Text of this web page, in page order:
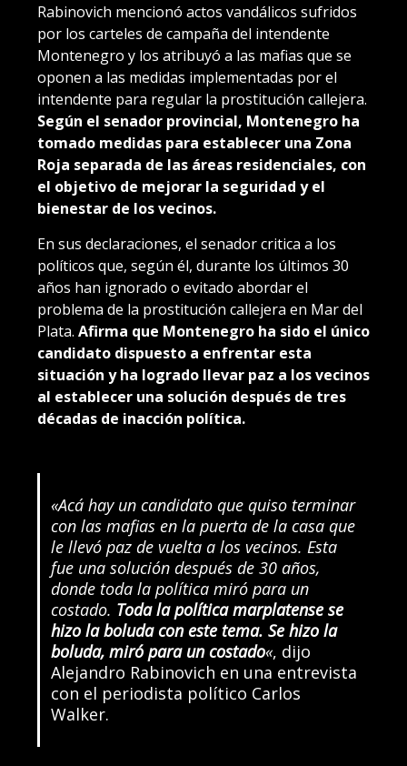
Rabinovich mencionó actos vandálicos sufridos
por los carteles de campaña del intendente
Montenegro y los atribuyó a las mafias que se
oponen a las medidas implementadas por el
intendente para regular la prostitución callejera.
Según el senador provincial, Montenegro ha
tomado medidas para establecer una Zona
Roja separada de las áreas residenciales, con
el objetivo de mejorar la seguridad y el
bienestar de los vecinos.
En sus declaraciones, el senador critica a los
políticos que, según él, durante los últimos 30
años han ignorado o evitado abordar el
problema de la prostitución callejera en Mar del
Plata. Afirma que Montenegro ha sido el único
candidato dispuesto a enfrentar esta
situación y ha logrado llevar paz a los vecinos
al establecer una solución después de tres
décadas de inacción política.
«Acá hay un candidato que quiso terminar
con las mafias en la puerta de la casa que
le llevó paz de vuelta a los vecinos. Esta
fue una solución después de 30 años,
donde toda la política miró para un
costado. Toda la política marplatense se
hizo la boluda con este tema. Se hizo la
boluda, miró para un costado«, dijo
Alejandro Rabinovich en una entrevista
con el periodista político Carlos
Walker.